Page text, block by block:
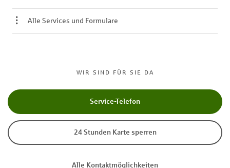
WIR SIND FÜR SIE DA
Service-Telefon
24 Stunden Karte sperren
Alle Kontaktmöglichkeiten
Alle Services und Formulare